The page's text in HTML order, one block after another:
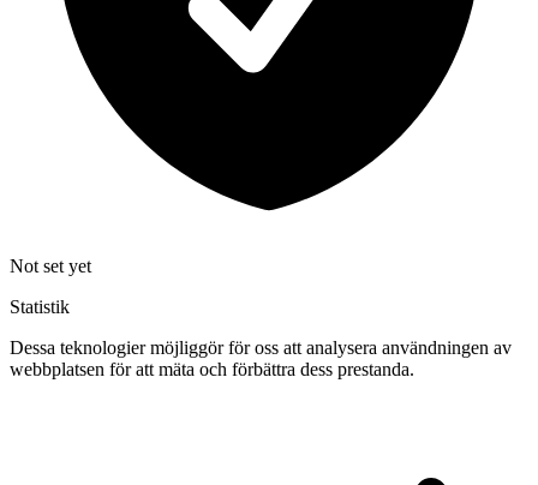
Not set yet
Statistik
Dessa teknologier möjliggör för oss att analysera användningen av
webbplatsen för att mäta och förbättra dess prestanda.